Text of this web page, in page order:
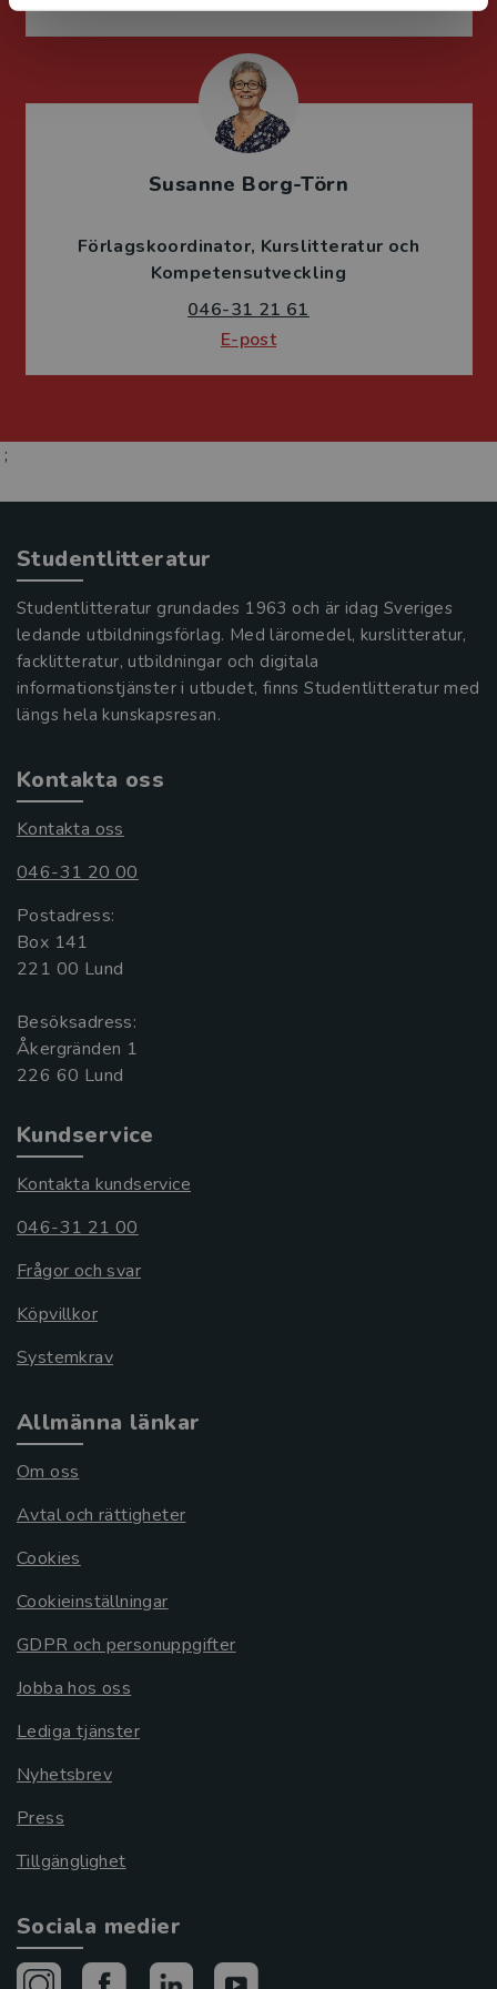
Susanne Borg-Törn
Förlagskoordinator Kurslitteratur och
Kompetensutveckling
046-31 21 61
E-post
;
Studentlitteratur
Studentlitteratur grundades 1963 och är idag Sveriges
ledande utbildningsförlag. Med läromedel, kurslitteratur,
facklitteratur, utbildningar och digitala
informationstjänster i utbudet, finns Studentlitteratur med
längs hela kunskapsresan.
Kontakta oss
Kontakta oss
046-31 20 00
Postadress:
Box 141
221 00 Lund
Besöksadress:
Åkergränden 1
Kundservice
Kontakta kundservice
046-31 21 00
Frågor och svar
Köpvillkor
Systemkrav
Allmänna länkar
Om oss
Avtal och rättigheter
Cookies
Cookieinställningar
GDPR och personuppgifter
Jobba hos oss
Lediga tjänster
Nyhetsbrev
Press
Tillgänglighet
Sociala medier